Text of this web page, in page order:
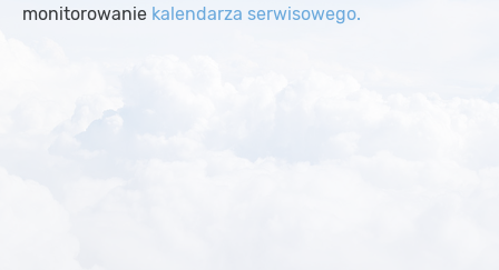
monitorowanie kalendarza serwisowego.